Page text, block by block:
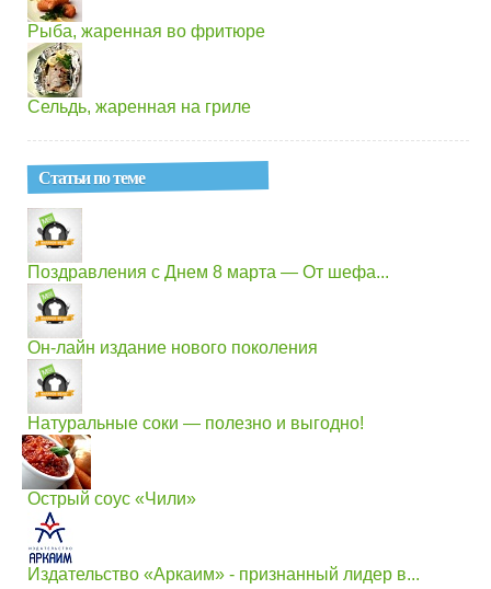
Рыба, жаренная во фритюре
Сельдь, жаренная на гриле
Статьи по теме
Поздравления с Днем 8 марта — От шефа...
Он-лайн издание нового поколения
Натуральные соки — полезно и выгодно!
Острый соус «Чили»
Издательство «Аркаим» - признанный лидер в...